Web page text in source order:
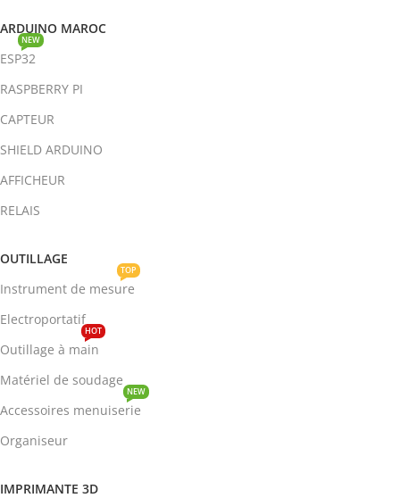
ARDUINO MAROC
ESP32
NEW
RASPBERRY PI
CAPTEUR
SHIELD ARDUINO
AFFICHEUR
RELAIS
OUTILLAGE
Instrument de mesure
TOP
Electroportatif
Outillage à main
HOT
Matériel de soudage
Accessoires menuiserie
NEW
Organiseur
IMPRIMANTE 3D